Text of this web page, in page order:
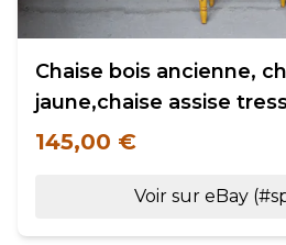
Chaise bois ancienne,
jaune,chaise assise
145,00 €
Voir sur eBay